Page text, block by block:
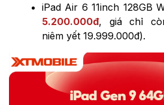
iPad Air 6 11inch 128GB
5.200.000đ, giá chỉ
niêm yết 19.999.000đ).